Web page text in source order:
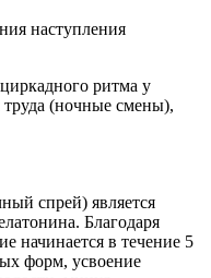
наступления
ритма у
(ночные смены),
спрей) является
Благодаря
начинается в течение 5
форм, усвоение